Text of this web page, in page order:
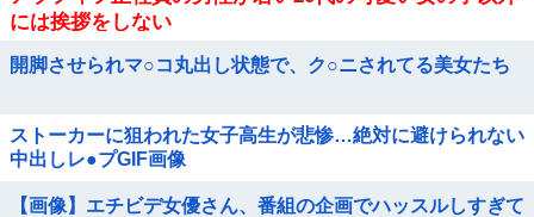
には挨拶をしない
開脚させられマ○コ丸出し状態で、ク○ニされてる美女たち
ストーカーに狙われた女子高生が悲惨…絶対に避けられない
中出しレ●プGIF画像
【画像】エチビデ女優さん、番組の企画でハッスルしすぎて